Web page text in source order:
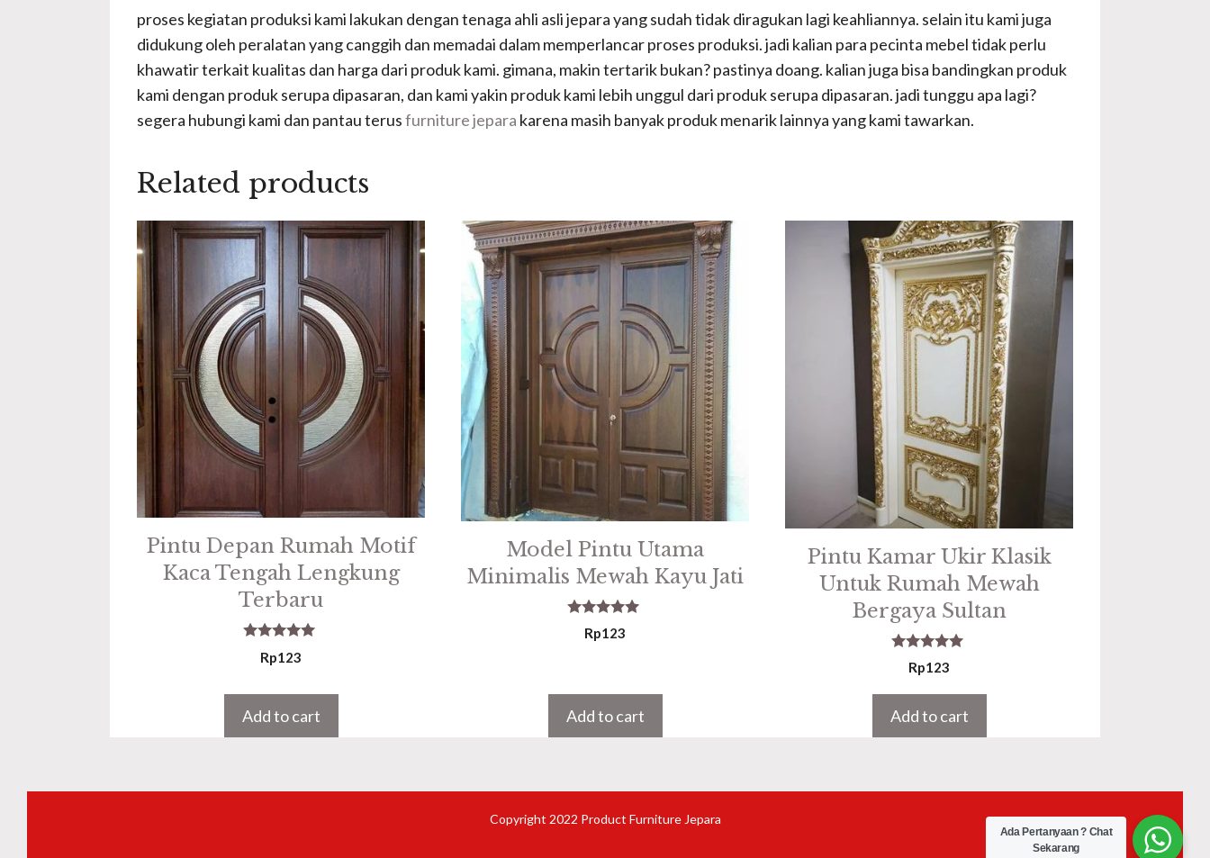
proses kegiatan produksi kami lakukan dengan tenaga ahli asli jepara yang sudah tidak diragukan lagi keahliannya. selain itu kami juga
didukung oleh peralatan yang canggih dan memadai dalam memperlancar proses produksi. jadi kalian para pecinta mebel tidak perlu
khawatir terkait kualitas dan harga dari produk kami. gimana, makin tertarik bukan? pastinya doang. kalian juga bisa bandingkan produk
kami dengan produk serupa dipasaran, dan kami yakin produk kami lebih unggul dari produk serupa dipasaran. jadi tunggu apa lagi?
segera hubungi kami dan pantau terusfurniture jepara karena masih banyak produk menarik lainnya yang kami tawarkan.
Related products
Pintu Depan Rumah Motif
Kaca Tengah Lengkung
Terbaru
5.00
out of 5
Rp123
Add to cart
Model Pintu Utama
Minimalis Mewah Kayu Jati
5.00
out of 5
Rp123
Add to cart
Pintu Kamar Ukir Klasik
Untuk Rumah Mewah
Bergaya Sultan
5.00
out of 5
Rp123
Add to cart
Copyright 2022 Product Furniture Jepara
Ada Pertanyaan ? Chat
Sekarang